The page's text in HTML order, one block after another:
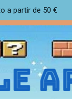
a partir de 50 €